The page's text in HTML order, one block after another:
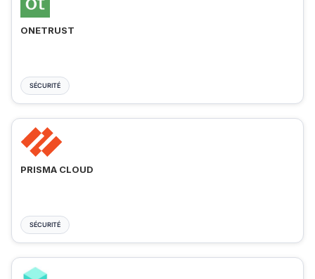
ONETRUST
SÉCURITÉ
PRISMA CLOUD
SÉCURITÉ